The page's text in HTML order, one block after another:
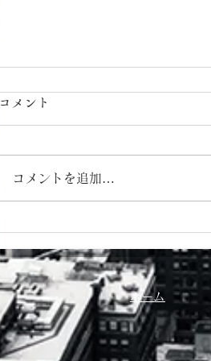
８月カレンダー
コメント
コメントを追加…
ホーム